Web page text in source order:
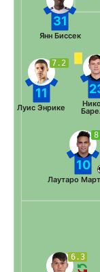
31
Янн Биссек
7.2
11
Луис Энрике
10
Лаутаро
6.3